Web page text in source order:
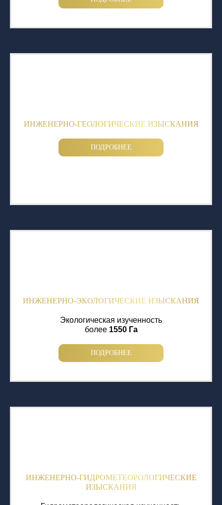
ИНЖЕНЕРНО-ГЕОЛОГИЧЕСКИЕ ИЗЫСКАНИЯ
ПОДРОБНЕЕ
ИНЖЕНЕРНО-ЭКОЛОГИЧЕСКИЕ ИЗЫСКАНИЯ
Экологическая изученность
более 1550 Га
ПОДРОБНЕЕ
ИНЖЕНЕРНО-ГИДРОМЕТЕОРОЛОГИЧЕСКИЕ
ИЗЫСКАНИЯ